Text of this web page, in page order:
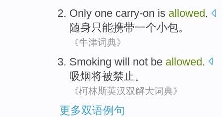
Only one carry-on is allowed.
随身只能携带一个小包。
《牛津词典》
Smoking will not be allowed.
吸烟将被禁止 。
《柯林斯英汉双解大词典》
更多双语例句